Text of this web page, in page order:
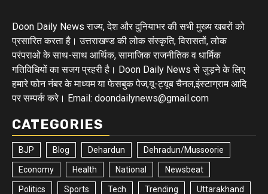
Doon Daily News राज्य, देश और दुनियाभर की सभी मुख्य खबरों को
प्रसारित करता है। उत्तराखण्ड की लोक संस्कृति, विरासतों, लोक
परंपराओ के साथ-साथ आर्थिक, सामाजिक राजनीतिक व धार्मिक
गतिविधियों का सजग प्रहरी है। Doon Daily News से जुड़ने के लिए
हमारे फोन नंबर के माध्यम या फेसबुक पेज,यू-ट्यूब चैनल,इंस्टाग्राम आदि
पर सम्पर्क करे। Email: doondailynews@gmail.com
CATEGORIES
BJP Blog Dehardun Dehradun/Mussoorie
Economy Health National Newsbeat
Politics Sports Tech Trending Uttarakhand